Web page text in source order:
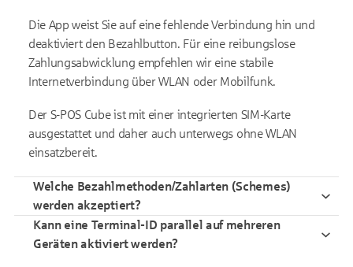
Die App weist Sie auf eine fehlende Verbindung hin und
deaktiviert den Bezahlbutton. Für eine reibungslose
Zahlungsabwicklung empfehlen wir eine stabile
Internetverbindung über WLAN oder Mobilfunk.
Der S-POS Cube ist mit einer integrierten SIM-Karte
ausgestattet und daher auch unterwegs ohne WLAN
einsatzbereit.
Welche Bezahlmethoden/Zahlarten (Schemes)
werden akzeptiert?
Kann eine Terminal-ID parallel auf mehreren
Geräten aktiviert werden?